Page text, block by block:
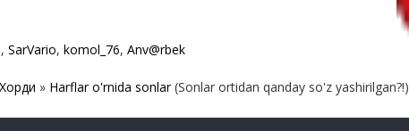
, SarVario, komol_76, Anv@rbek
Хордиқ » Harflar o'rnida sonlar (Sonlar ortidan qanday so'z yashirilgan?!)